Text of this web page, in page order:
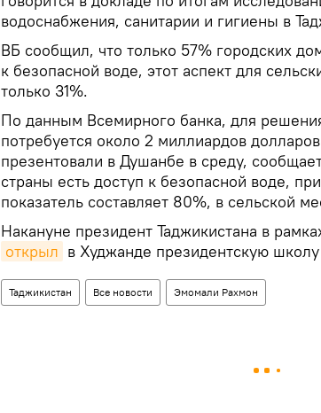
водоснабжения, санитарии и гигиены в
ВБ сообщил, что только 57% городских
к безопасной воде, этот аспект для
только 31%.
По данным Всемирного банка, для
потребуется около 2 миллиардов
презентовали в Душанбе в среду,
страны есть доступ к безопасной воде,
показатель составляет 80%, в сельской
Накануне президент Таджикистана в
открыл в Худжанде президентскую
Таджикистан Все новости Эмомали Рахмон